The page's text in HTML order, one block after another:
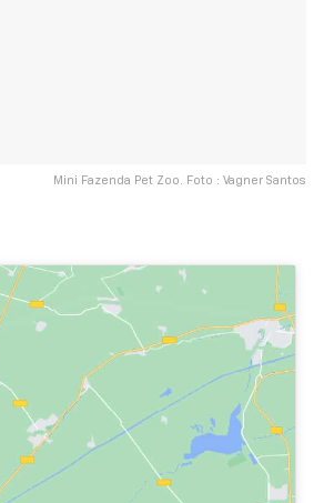
Mini Fazenda Pet Zoo. Foto : Vagner Santos